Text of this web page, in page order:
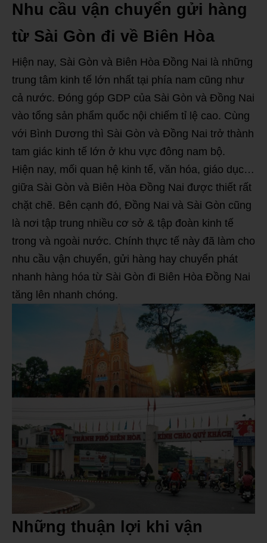
Nhu cầu vận chuyển gửi hàng
từ Sài Gòn đi về Biên Hòa
Hiện nay, Sài Gòn và Biên Hòa Đồng Nai là những
trung tâm kinh tế lớn nhất tại phía nam cũng như
cả nước. Đóng góp GDP của Sài Gòn và Đồng Nai
vào tổng sản phẩm quốc nội chiếm tỉ lệ cao. Cùng
với Bình Dương thì Sài Gòn và Đồng Nai trở thành
tam giác kinh tế lớn ở khu vực đông nam bộ.
Hiện nay, mối quan hệ kinh tế, văn hóa, giáo dục…
giữa Sài Gòn và Biên Hòa Đồng Nai được thiết rất
chặt chẽ. Bên cạnh đó, Đồng Nai và Sài Gòn cũng
là nơi tập trung nhiều cơ sở & tập đoàn kinh tế
trong và ngoài nước. Chính thực tế này đã làm cho
nhu cầu vận chuyển, gửi hàng hay chuyển phát
nhanh hàng hóa từ Sài Gòn đi Biên Hòa Đồng Nai
tăng lên nhanh chóng.
Những thuận lợi khi vận